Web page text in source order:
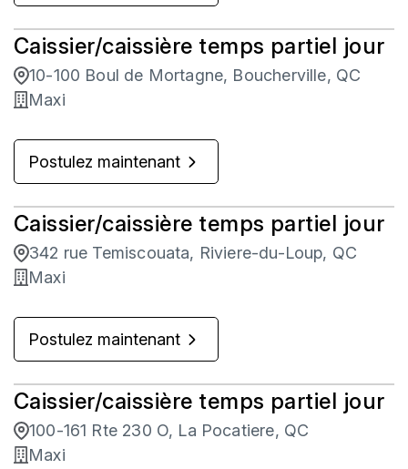
Caissier/caissière temps partiel jour
10-100 Boul de Mortagne, Boucherville, QC
Maxi
Postulez maintenant
Caissier/caissière temps partiel jour
342 rue Temiscouata, Riviere-du-Loup, QC
Maxi
Postulez maintenant
Caissier/caissière temps partiel jour
100-161 Rte 230 O, La Pocatiere, QC
Maxi